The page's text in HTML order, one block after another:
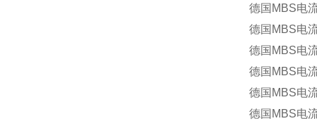
德国MBS电
德国MBS电
德国MBS电
德国MBS电
德国MBS电
德国MBS电